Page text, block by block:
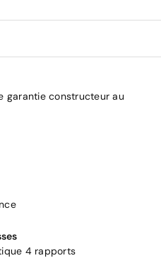
garantie constructeur au
4 rapports